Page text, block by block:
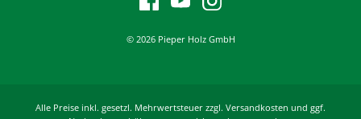
© 2026 Pieper Holz GmbH
Alle Preise inkl. gesetzl. Mehrwertsteuer zzgl. Versandkosten und ggf.